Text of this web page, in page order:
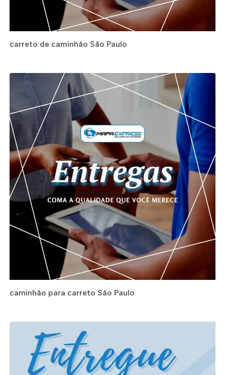
carreto de caminhão São Paulo
caminhão para carreto São Paulo